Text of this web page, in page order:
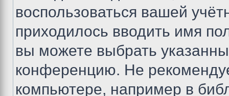
воспользоваться вашей
приходилось вводить имя
вы можете выбрать
конференцию. Не
компьютере, например в